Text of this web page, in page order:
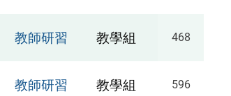
教師研習 教學組 468
教師研習 教學組 596